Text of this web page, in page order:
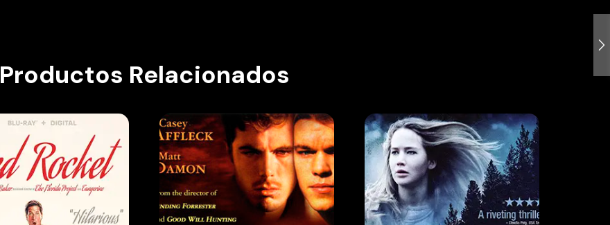
Productos Relacionados